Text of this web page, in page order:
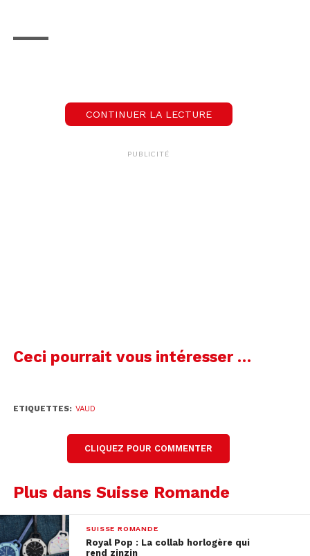
Notez que la chancellerie d’Etat devra encore
CONTINUER LA LECTURE
PUBLICITÉ
Ceci pourrait vous intéresser …
ETIQUETTES: VAUD
CLIQUEZ POUR COMMENTER
Plus dans Suisse Romande
SUISSE ROMANDE
Royal Pop : La collab horlogère qui
rend zinzin